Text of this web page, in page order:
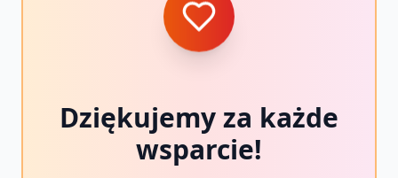
Dziękujemy za każde
wsparcie!